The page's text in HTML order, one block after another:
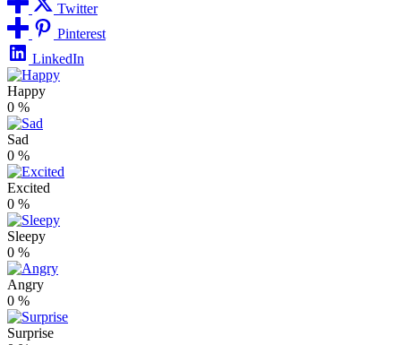
Twitter
Pinterest
LinkedIn
Happy
0 %
Sad
0 %
Excited
0 %
Sleepy
0 %
Angry
0 %
Surprise